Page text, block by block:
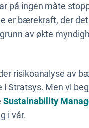
på ingen måte
er bærekraft, der
av økte
risikoanalyse av
i Stratsys. Men vi
Sustainability
i vår.